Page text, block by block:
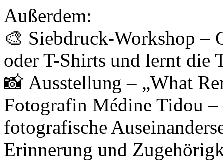
Außerdem:
🎨 Siebdruck-Workshop –
oder T-Shirts und lernt die
📸 Ausstellung – „What
Fotografin Médine Tidou
fotografische
Erinnerung und